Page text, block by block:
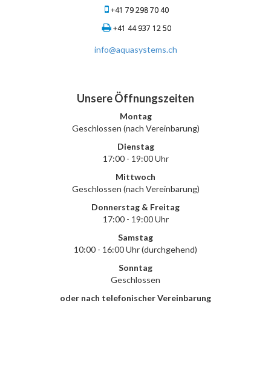
+41 79 298 70 40
+41 44 937 12 50
info@aquasystems.ch
Unsere Öffnungszeiten
Montag
Geschlossen (nach Vereinbarung)
Dienstag
17:00 - 19:00 Uhr
Mittwoch
Geschlossen (nach Vereinbarung)
Donnerstag & Freitag
17:00 - 19:00 Uhr
Samstag
10:00 - 16:00 Uhr (durchgehend)
Sonntag
Geschlossen
oder nach telefonischer Vereinbarung